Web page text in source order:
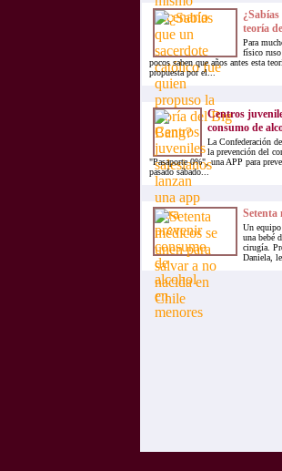
teoría
Para
físico ruso
pocos saben que años antes esta
propuesta por el...
Centros
consumo de
La Confederación
la prevención del
"Pasaporte 0%", una APP para
pasado sábado...
Setenta
Un
una bebé
cirugía.
Daniela,